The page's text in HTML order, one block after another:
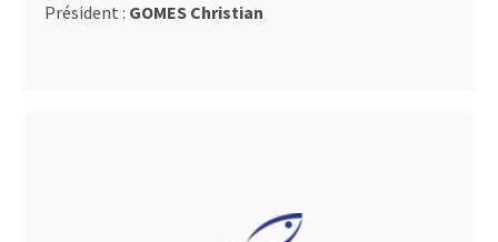
Président : GOMES Christian